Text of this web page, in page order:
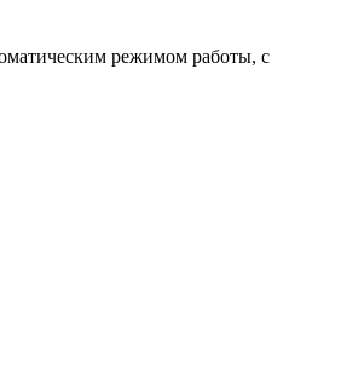
режимом работы, с